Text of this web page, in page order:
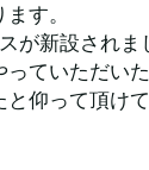
す。
が新設されま
ていただい
と仰って頂け